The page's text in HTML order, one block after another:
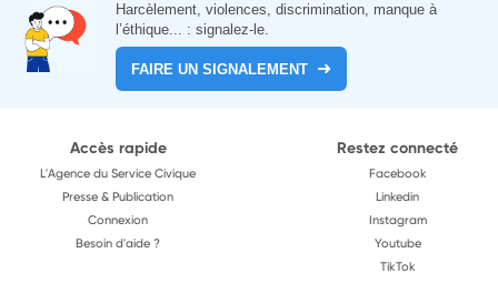
Harcèlement, violences, discrimination, manque à
l’éthique... : signalez-le.
FAIRE UN SIGNALEMENT
Accès rapide
L'Agence du Service Civique
Presse & Publication
Connexion
Besoin d'aide ?
Restez connecté
Facebook
Linkedin
Instagram
Youtube
TikTok